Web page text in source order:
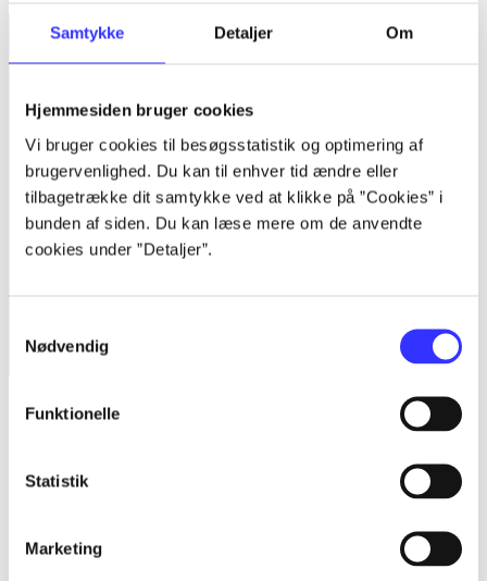
Samtykke Detaljer Om
Hjemmesiden bruger cookies
Vi bruger cookies til besøgsstatistik og optimering af
brugervenlighed. Du kan til enhver tid ændre eller
tilbagetrække dit samtykke ved at klikke på ”Cookies” i
bunden af siden. Du kan læse mere om de anvendte
cookies under ”Detaljer”.
Nødvendig
Funktionelle
Statistik
Marketing
Majin and the forsaken kingdom